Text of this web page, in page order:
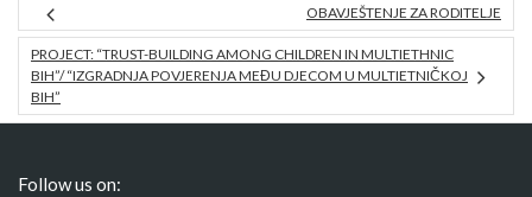
OBAVJEŠTENJE ZA RODITELJE
PROJECT: “TRUST-BUILDING AMONG CHILDREN IN MULTIETHNIC
BIH”/ “IZGRADNJA POVJERENJA MEĐU DJECOM U MULTIETNIČKOJ
BIH”
Follow us on: